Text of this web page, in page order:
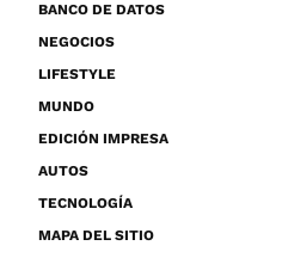
BANCO DE DATOS
NEGOCIOS
LIFESTYLE
MUNDO
EDICIÓN IMPRESA
AUTOS
TECNOLOGÍA
MAPA DEL SITIO